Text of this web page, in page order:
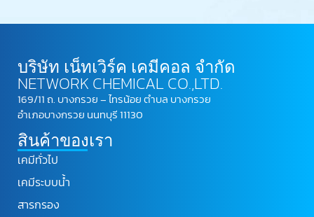
บริษัท เน็ทเวิร์ค เคมีคอล จำกัด
NETWORK CHEMICAL CO.,LTD.
169/11 ถ. บางกรวย – ไทรน้อย ตำบล บางกรวย
อำเภอบางกรวย นนทบุรี 11130
สินค้าของเรา
เคมีทั่วไป
เคมีระบบน้ำ
สารกรอง